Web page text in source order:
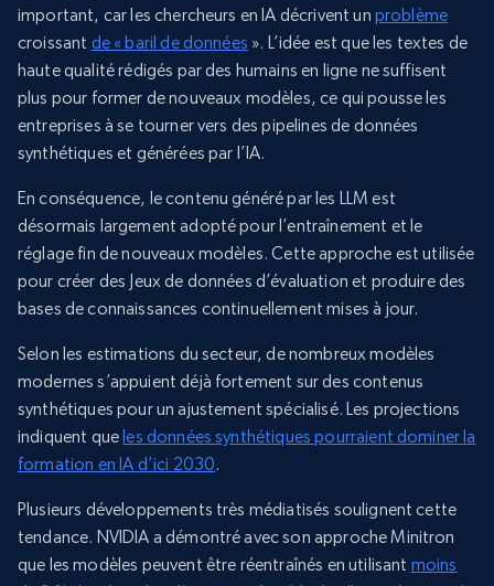
important, car les chercheurs en IA décrivent un problème
croissant de « baril de données ». L’idée est que les textes de
haute qualité rédigés par des humains en ligne ne suffisent
plus pour former de nouveaux modèles, ce qui pousse les
entreprises à se tourner vers des pipelines de données
synthétiques et générées par l’IA.
En conséquence, le contenu généré par les LLM est
désormais largement adopté pour l’entraînement et le
réglage fin de nouveaux modèles. Cette approche est utilisée
pour créer des Jeux de données d’évaluation et produire des
bases de connaissances continuellement mises à jour.
Selon les estimations du secteur, de nombreux modèles
modernes s’appuient déjà fortement sur des contenus
synthétiques pour un ajustement spécialisé. Les projections
indiquent que les données synthétiques pourraient dominer la
formation en IA d’ici 2030.
Plusieurs développements très médiatisés soulignent cette
tendance. NVIDIA a démontré avec son approche Minitron
que les modèles peuvent être réentraînés en utilisant moins